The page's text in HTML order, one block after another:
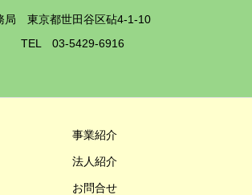
局 東京都世田谷区砧4-1-10
TEL 03-5429-6916
事業紹介
法人紹介
お問合せ